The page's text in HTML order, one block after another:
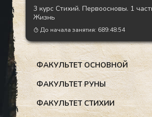
3 курс Стихий. Первоосновы. 1
Жизнь
До начала занятия: 689:48:52
ФАКУЛЬТЕТ ОСНОВНОЙ
ФАКУЛЬТЕТ РУНЫ
ФАКУЛЬТЕТ СТИХИИ